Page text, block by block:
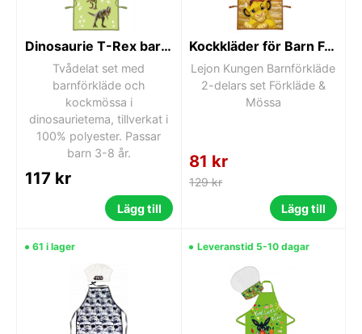
Dinosaurie T-Rex barnförkläde 2-delat set
Tvådelat set med
barnförkläde och
kockmössa i
dinosaurietema, tillverkat i
100% polyester. Passar
barn 3-8 år.
117 kr
Lägg till
Kockkläder för Barn Förkläde och Kockmössa Disney Lejon Kungen
Lejon Kungen Barnförkläde
2-delars set Förkläde &
Mössa
81 kr
129 kr
Lägg till
61 i lager Leveranstid 5-10 dagar